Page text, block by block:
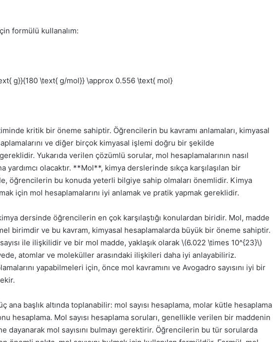
formülü kullanalım:
g}}{180 \text{ g/mol}} \approx 0.556 \text{ mol}
kritik bir öneme sahiptir. Öğrencilerin bu kavramı anlamaları, kimyasal
ve diğer birçok kimyasal işlemi doğru bir şekilde
Yukarıda verilen çözümlü sorular, mol hesaplamalarının nasıl
yardımcı olacaktır. **Mol**, kimya derslerinde sıkça karşılaşılan bir
öğrencilerin bu konuda yeterli bilgiye sahip olmaları önemlidir. Kimya
için mol hesaplamalarını iyi anlamak ve pratik yapmak gereklidir.
dersinde öğrencilerin en çok karşılaştığı konulardan biridir. Mol, madde
birimdir ve bu kavram, kimyasal hesaplamalarda büyük bir öneme sahiptir.
ile ilişkilidir ve bir mol madde, yaklaşık olarak \(6.022 \times 10^{23}\)
atomlar ve moleküller arasındaki ilişkileri daha iyi anlayabiliriz.
yapabilmeleri için, önce mol kavramını ve Avogadro sayısını iyi bir
ana başlık altında toplanabilir: mol sayısı hesaplama, molar kütle hesaplama
hesaplama. Mol sayısı hesaplama soruları, genellikle verilen bir maddenin
dayanarak mol sayısını bulmayı gerektirir. Öğrencilerin bu tür sorularda